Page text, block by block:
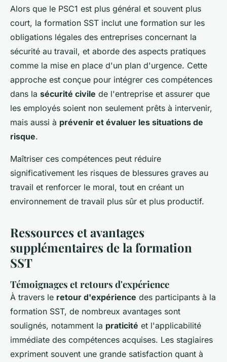
Alors que le PSC1 est plus général et souvent plus
court, la formation SST inclut une formation sur les
obligations légales des entreprises concernant la
sécurité au travail, et aborde des aspects pratiques
comme la mise en place d'un plan d'urgence. Cette
approche est conçue pour intégrer ces compétences
dans la sécurité civile de l'entreprise et assurer que
les employés soient non seulement prêts à intervenir,
mais aussi à prévenir et évaluer les situations de
risque.
Maîtriser ces compétences peut réduire
significativement les risques de blessures graves au
travail et renforcer le moral, tout en créant un
environnement de travail plus sûr et plus productif.
Ressources et avantages
supplémentaires de la formation
SST
Témoignages et retours d'expérience
À travers le retour d'expérience des participants à la
formation SST, de nombreux avantages sont
soulignés, notamment la praticité et l'applicabilité
immédiate des compétences acquises. Les stagiaires
expriment souvent une grande satisfaction quant à